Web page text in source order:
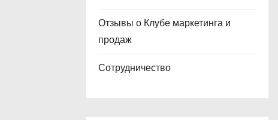
Отзывы о Клубе маркетинга и
продаж
Сотрудничество